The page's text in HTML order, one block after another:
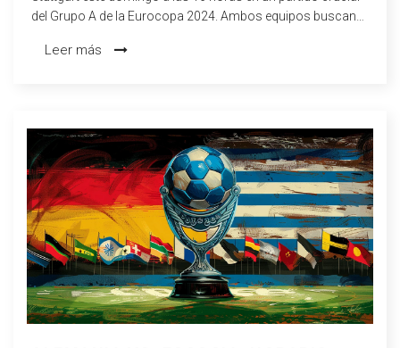
del Grupo A de la Eurocopa 2024. Ambos equipos buscan
adversos en sus partidos anterioes. Aquí te contamos todo
Leer más